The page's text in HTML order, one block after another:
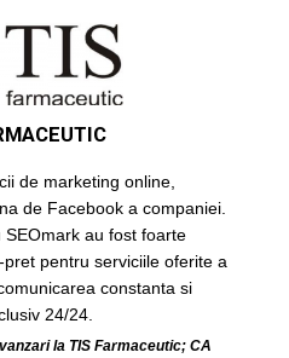
de marketing online,
de Facebook a companiei.
au fost foarte
pentru serviciile oferite a
constanta si
24/24.
la TIS Farmaceutic; CA